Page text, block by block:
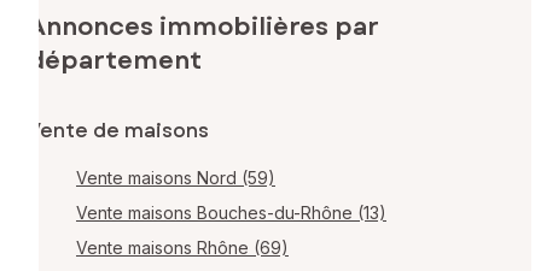
Annonces immobilières par
département
Vente de maisons
Vente maisons Nord (59)
Vente maisons Bouches-du-Rhône (13)
Vente maisons Rhône (69)